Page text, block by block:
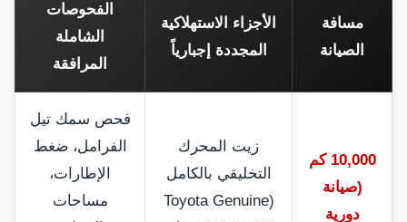
مسافة
الصيانة
الأجزاء الاستهلاكية
المجددة إجبارياً
الفحوصات
الشاملة
المرافقة
10,000 كم
(صيانة
دورية
زيت المحرك
التخليقي بالكامل
(Toyota Genuine
فحص سمك تيل
الفرامل، ضغط
الإطارات،
مساحات